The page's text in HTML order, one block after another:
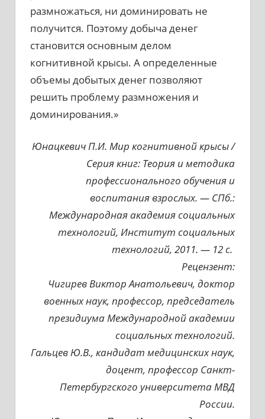
размножаться, ни доминировать не
получится. Поэтому добыча денег
становится основным делом
когнитивной крысы. А определенные
объемы добытых денег позволяют
решить проблему размножения и
доминирования.»
Юнацкевич П.И. Мир когнитивной крысы /
Серия книг: Теория и методика
профессионального обучения и
воспитания взрослых. — СПб.:
Международная академия социальных
технологий, Институт социальных
технологий, 2011. — 12 с.
Рецензент:
Чигирев Виктор Анатольевич, доктор
военных наук, профессор, председатель
президиума Международной академии
социальных технологий.
Гальцев Ю.В., кандидат медицинских наук,
доцент, профессор Санкт-
Петербургского университета МВД
России.